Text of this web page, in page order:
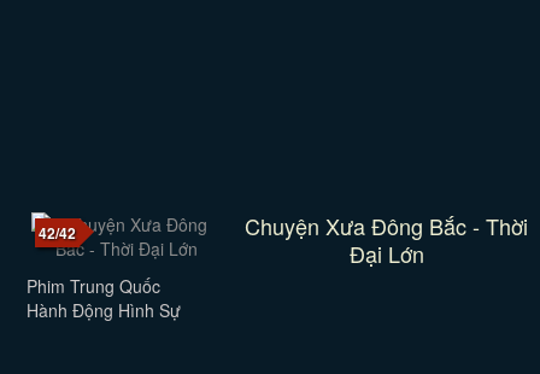
42/42
Chuyện Xưa Đông Bắc - Thời
Đại Lớn
Phim Trung Quốc
Hành Động Hình Sự